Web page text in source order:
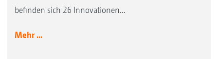
befinden sich 26 Innovationen...
Mehr ...